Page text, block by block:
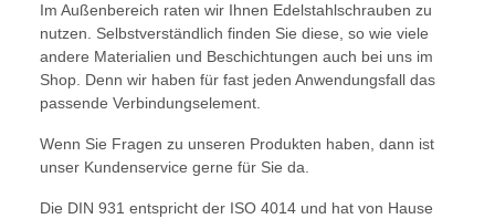
Im Außenbereich raten wir Ihnen Edelstahlschrauben zu
nutzen. Selbstverständlich finden Sie diese, so wie viele
andere Materialien und Beschichtungen auch bei uns im
Shop. Denn wir haben für fast jeden Anwendungsfall das
passende Verbindungselement.
Wenn Sie Fragen zu unseren Produkten haben, dann ist
unser Kundenservice gerne für Sie da.
Die DIN 931 entspricht der ISO 4014 und hat von Hause